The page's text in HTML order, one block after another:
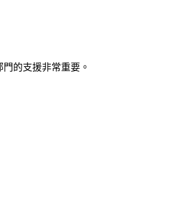
的支援非常重要。